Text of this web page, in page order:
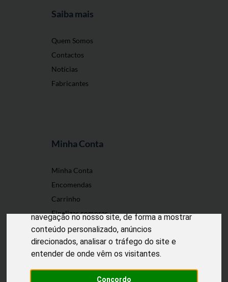
O nosso site usa cookies
medição para melhorar a sua experiência de
navegação no nosso site, de forma a mostrar
conteúdo personalizado, anúncios
direcionados, analisar o tráfego do site e
entender de onde vêm os visitantes.
Concordo
Saiba mais
Quem Somos
Contactos
Notícias
Fabricantes
Minha Conta
Minha Conta
Encomendas
Carrinho
Finalizar compras
Desenvolvido porPuxe Negócios
@2022 Incomedicura. Todos os direitos
reservados.